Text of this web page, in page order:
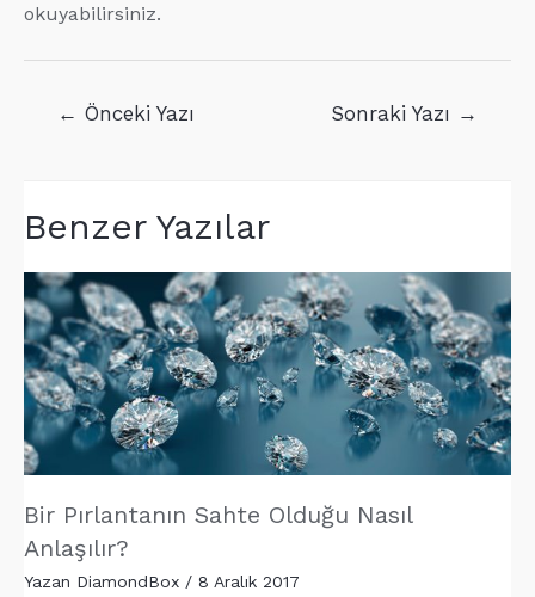
okuyabilirsiniz.
← Önceki Yazı Sonraki Yazı →
Benzer Yazılar
Bir Pırlantanın Sahte Olduğu Nasıl
Anlaşılır?
Yazan DiamondBox / 8 Aralık 2017